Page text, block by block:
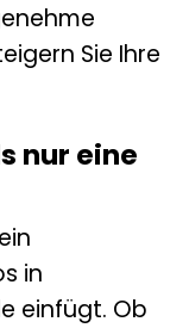
Sie Ihre
nur eine
in
einfügt. Ob